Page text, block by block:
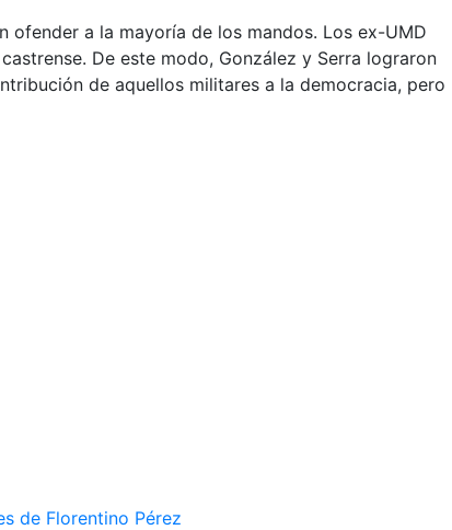
ofender a la mayoría de los mandos. Los ex-UMD
De este modo, González y Serra lograron
de aquellos militares a la democracia, pero
de Florentino Pérez